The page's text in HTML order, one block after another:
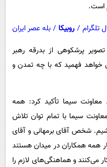
است.
تلگرام / روبیکا / بله عصر ایران
پرشکوهی از بدرقه رهبر
خواهد فهمید که با چه تمدن و
معاونت سیما تأکید کرد: همه
سیما با تمام توان تلاش
شخص آقای برمهانی و آقای
همه همکاران در میدان هستند
می‌کنند و هماهنگی‌های لازم را